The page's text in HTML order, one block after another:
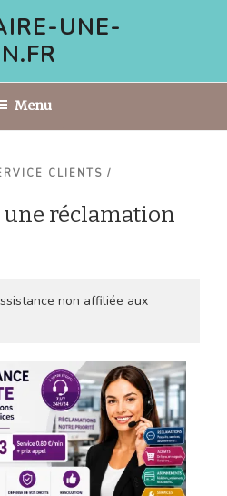
UNE-
Menu
CLIENTS /
réclamation
non affiliée aux